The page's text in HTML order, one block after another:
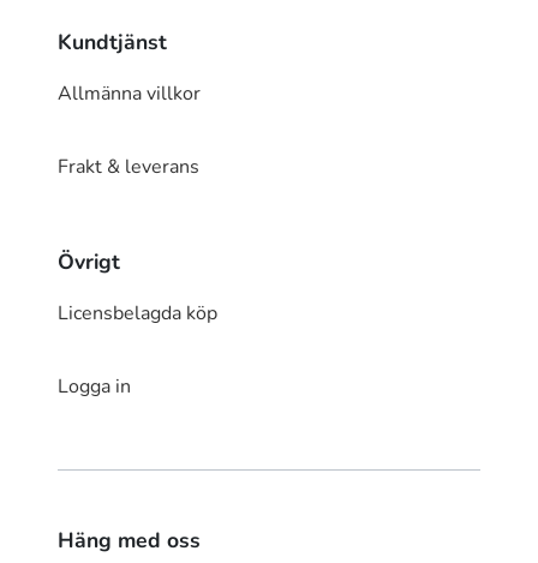
Kundtjänst
Allmänna villkor
Frakt & leverans
Övrigt
Licensbelagda köp
Logga in
Häng med oss